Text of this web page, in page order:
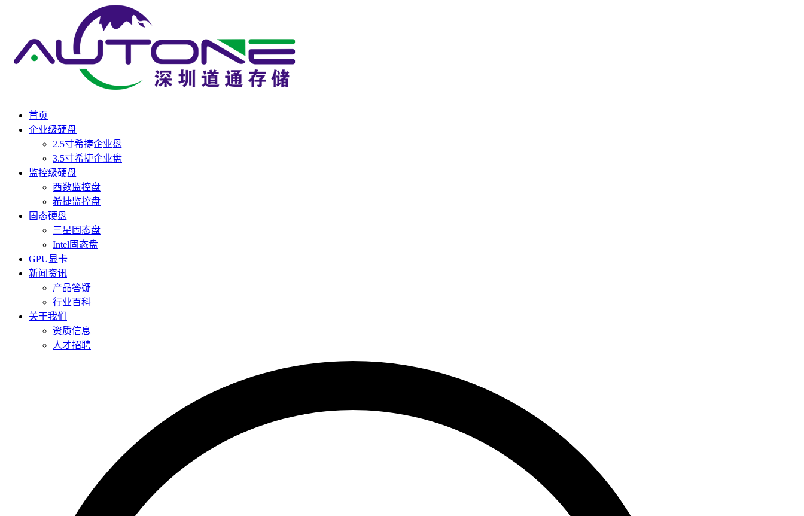
首页
企业级硬盘
2.5寸希捷企业盘
3.5寸希捷企业盘
监控级硬盘
西数监控盘
希捷监控盘
固态硬盘
三星固态盘
Intel固态盘
GPU显卡
新闻资讯
产品答疑
行业百科
关于我们
资质信息
人才招聘